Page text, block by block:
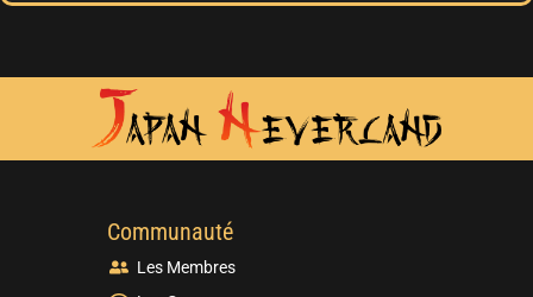
Communauté
Les Membres